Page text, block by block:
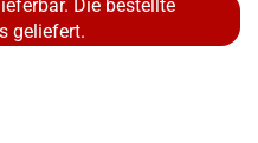
Die bestellte
geliefert.